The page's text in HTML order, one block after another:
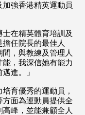
強香港精英運動員
在精英體育培訓及
任院長的最佳人
，與教練及管理人
，我深信她有能力
進。」
育優秀的運動員，
面為運動員提供全
峰，並能兼顧全人